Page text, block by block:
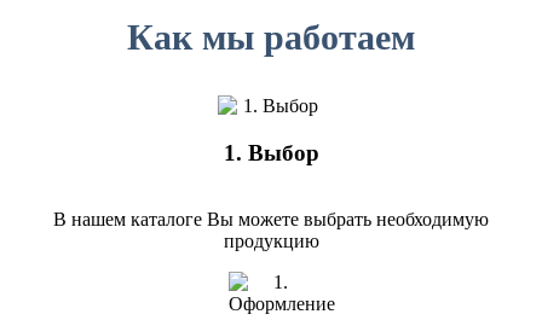
Как мы работаем
1. Выбор
В нашем каталоге Вы можете выбрать необходимую
продукцию